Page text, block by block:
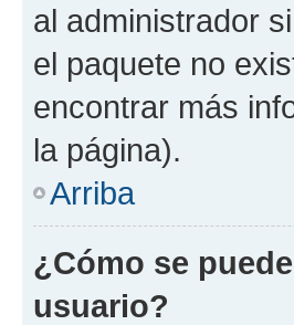
al administrador
el paquete no
encontrar más
la página).
Arriba
¿Cómo se
usuario?